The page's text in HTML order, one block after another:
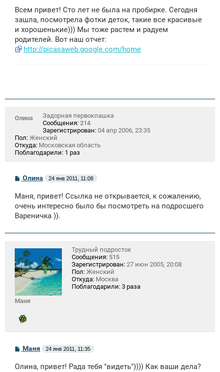
б
щ
н
и
е
Всем привет! Сто лет не была на пробирке. Сегодня
зашла, посмотрела фотки деток, такие все красивые
и хорошенькие))) Мы тоже растем и радуем
родителей. Вот наш отчет:
http://picasaweb.google.com/home
Олина
Задорная первоклашка
Сообщения: 214
Зарегистрирован: 04 апр 2006, 23:35
Пол: Женский
Откуда: Московская область
Поблагодарили: 1 раз
С
б
щ
н
е
Олина 24 янв 2011, 11:08
Маня, привет! Ссылка не открывается, к сожалению,
очень интересно было бы посмотреть на подросшего
Вареничка )).
Маня
Трудный подросток
Сообщения: 515
Зарегистрирован: 27 июн 2005, 20:08
Пол: Женский
Откуда: Москва
Поблагодарили: 3 раза
С
б
Маня 24 янв 2011, 11:35
Олина, привет! Рада тебя "видеть")))) Как ваши дела?